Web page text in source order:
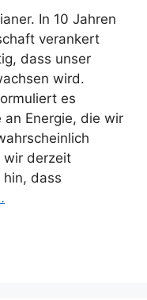
In 10 Jahren
verankert
dass unser
wird.
es
an Energie, die wir
wir derzeit
dass